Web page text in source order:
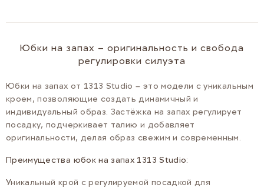
Юбки на запах – оригинальность и свобода
регулировки силуэта
Юбки на запах от 1313 Studio – это модели с уникальным
кроем, позволяющие создать динамичный и
индивидуальный образ. Застёжка на запах регулирует
посадку, подчеркивает талию и добавляет
оригинальности, делая образ свежим и современным.
Преимущества юбок на запах 1313 Studio:
Уникальный крой с регулируемой посадкой для